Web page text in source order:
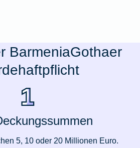
BarmeniaGothaer
5, 10 oder 20 Millionen Euro.